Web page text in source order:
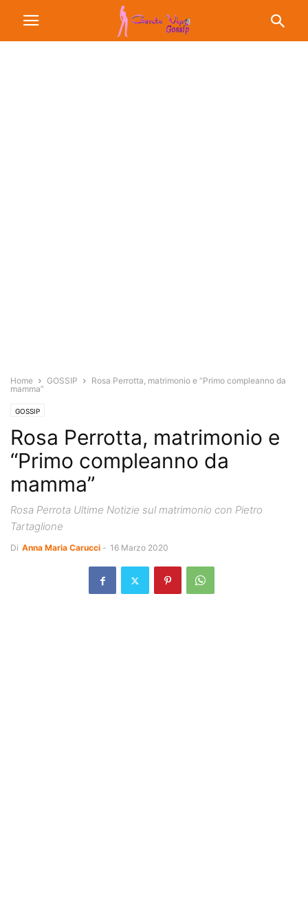
Home GOSSIP
Rosa Perrotta, matrimonio e “Primo compleanno da
mamma”
GOSSIP
Rosa Perrotta, matrimonio e
“Primo compleanno da
mamma”
Rosa Perrota Ultime Notizie sul matrimonio con Pietro
Tartaglione
Di Anna Maria Carucci - 16 Marzo 2020